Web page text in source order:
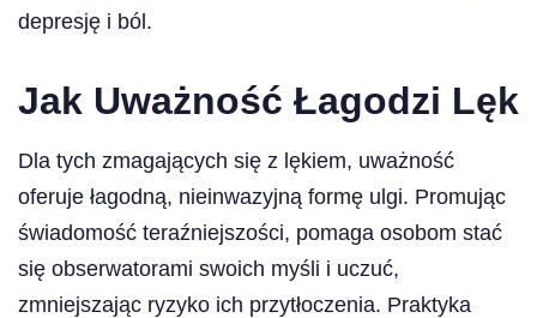
depresję i ból.
Jak Uważność Łagodzi Lęk
Dla tych zmagających się z lękiem, uważność
oferuje łagodną, nieinwazyjną formę ulgi. Promując
świadomość teraźniejszości, pomaga osobom stać
się obserwatorami swoich myśli i uczuć,
zmniejszając ryzyko ich przytłoczenia. Praktyka